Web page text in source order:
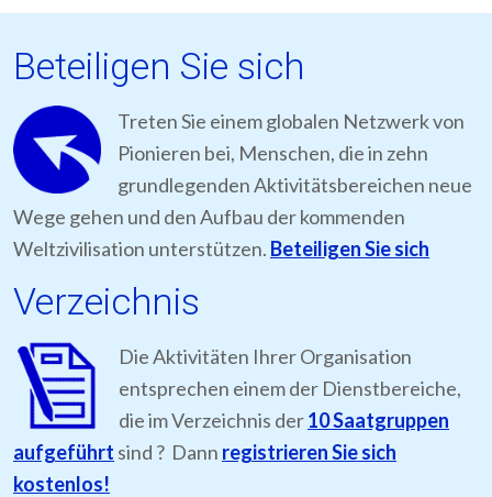
Beteiligen Sie sich
Treten Sie einem globalen Netzwerk von
Pionieren bei, Menschen, die in zehn
grundlegenden Aktivitätsbereichen neue
Wege gehen und den Aufbau der kommenden
Weltzivilisation unterstützen. Beteiligen Sie sich
Verzeichnis
Die Aktivitäten Ihrer Organisation
entsprechen einem der Dienstbereiche,
die im Verzeichnis der10 Saatgruppen
aufgeführt sind ? Dann registrieren Sie sich
kostenlos!